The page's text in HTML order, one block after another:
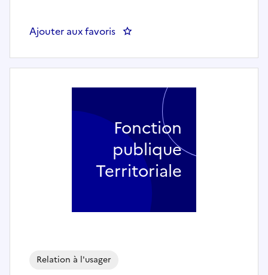
Ajouter aux favoris : Gestionnaire Développement
Relation à l'usager
Fonction
publique
Territoriale